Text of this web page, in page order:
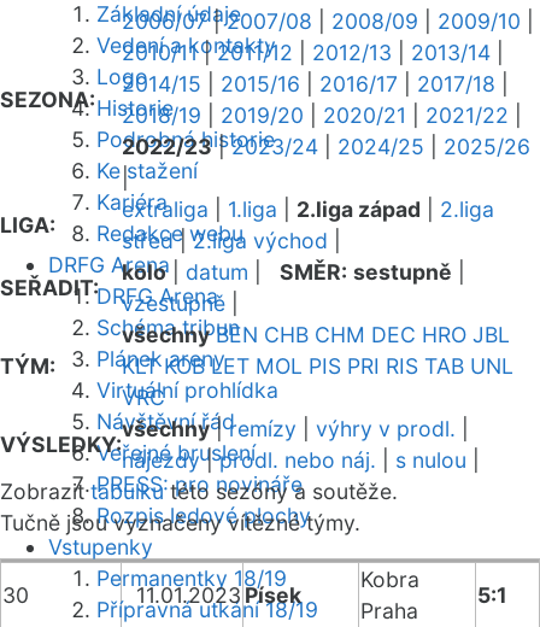
Základní údaje
Vedení a kontakty
Logo
Historie
Podrobná historie
Ke stažení
Kariéra
Redakce webu
DRFG Arena
DRFG Arena
Schéma tribun
Plánek areny
Virtuální prohlídka
Návštěvní řád
Veřejné bruslení
PRESS: pro novináře
Rozpis ledové plochy
Vstupenky
Permanentky 18/19
Přípravná utkání 18/19
SEZONA:
2006/07|2007/08 2008/09 2009/10
2010/11|2011/12 2012/13 2013/14
2014/15
2015/16 2016/17 2017/18
2018/19
2019/20 2020/21 2021/22
2022/23|2023/24 2024/25
2025/26
|
LIGA:
extraliga 1.liga 2.liga západ
2.liga
střed|2.liga východ
SEŘADIT:
kolo| datum SMĚR: sestupně
vzestupně
TÝM:
všechny BEN CHB CHM DEC HRO JBL
KLT KOB LET MOL PIS PRI RIS TAB UNL
VRC
VÝSLEDKY:
všechny|remízy výhry v prodl.
nájezdy|prodl. nebo náj. s nulou
Zobrazittabulkutéto sezóny a soutěže.
Tučně jsou vyznačeny vítězné týmy.
30 11.01.2023 Písek
Kobra
Praha
5:1